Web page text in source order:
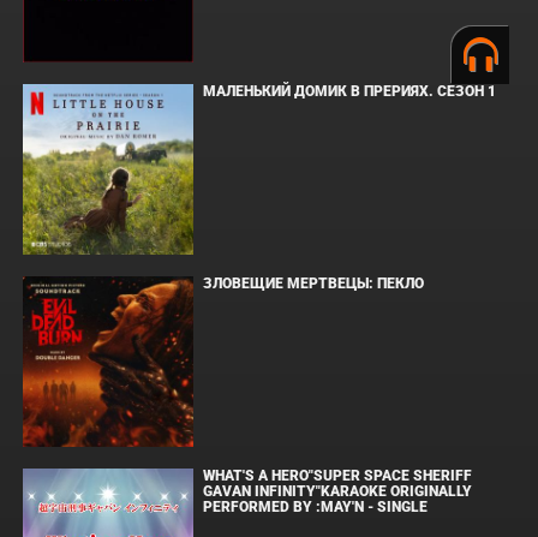
МАЛЕНЬКИЙ ДОМИК В ПРЕРИЯХ. СЕЗОН 1
ЗЛОВЕЩИЕ МЕРТВЕЦЫ: ПЕКЛО
WHAT'S A HERO"SUPER SPACE SHERIFF
GAVAN INFINITY"KARAOKE ORIGINALLY
PERFORMED BY :MAY'N - SINGLE